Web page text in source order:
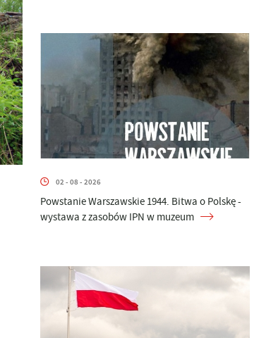
02 - 08 - 2026
Powstanie Warszawskie 1944. Bitwa o Polskę -
wystawa z zasobów IPN w muzeum